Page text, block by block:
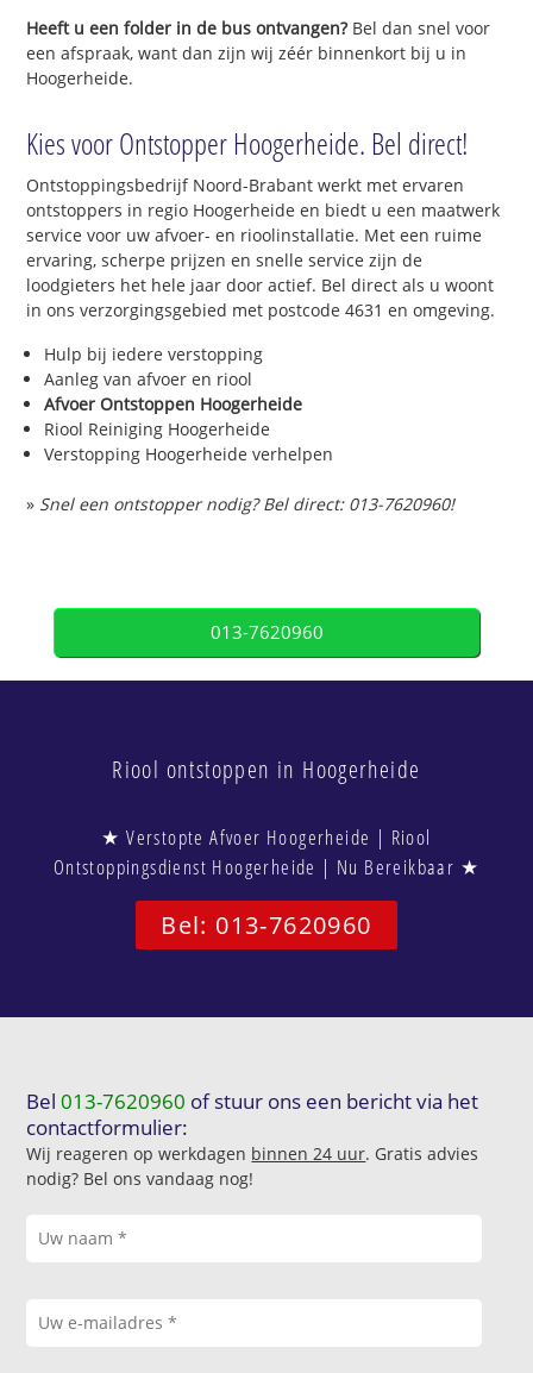
Heeft u een folder in de bus ontvangen?Bel dan snel voor
een afspraak, want dan zijn wij zéér binnenkort bij u in
Hoogerheide.
Kies voor Ontstopper Hoogerheide. Bel direct!
Ontstoppingsbedrijf Noord-Brabant werkt met ervaren
ontstoppers in regio Hoogerheide en biedt u een maatwerk
service voor uw afvoer- en rioolinstallatie. Met een ruime
ervaring, scherpe prijzen en snelle service zijn de
loodgieters het hele jaar door actief. Bel direct als u woont
in ons verzorgingsgebied met postcode 4631 en omgeving.
Hulp bij iedere verstopping
Aanleg van afvoer en riool
Afvoer Ontstoppen Hoogerheide
Riool Reiniging Hoogerheide
Verstopping Hoogerheide verhelpen
» Snel een ontstopper nodig? Bel direct: 013-7620960!
013-7620960
Riool ontstoppen in Hoogerheide
★ Verstopte Afvoer Hoogerheide | Riool
Ontstoppingsdienst Hoogerheide | Nu Bereikbaar ★
Bel: 013-7620960
Bel013-7620960 of stuur ons een bericht via het
contactformulier:
Wij reageren op werkdagen binnen 24 uur. Gratis advies
nodig? Bel ons vandaag nog!